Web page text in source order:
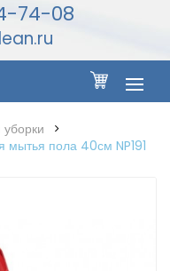
74-08
мытья пола 40см NP191